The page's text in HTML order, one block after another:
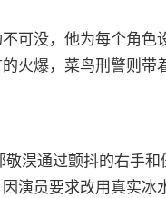
可没，他为每个角色
火爆，菜鸟刑警则带
淏通过颤抖的右手
演员要求改用真实冰